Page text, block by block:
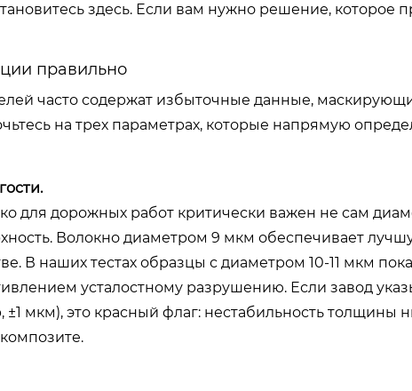
здесь. Если вам нужно решение, которое
правильно
часто содержат избыточные данные,
на трех параметрах, которые напрямую
для дорожных работ критически важен не сам
Волокно диаметром 9 мкм обеспечивает
В наших тестах образцы с диаметром 10-11 мкм
усталостному разрушению. Если завод
мкм), это красный флаг: нестабильность толщины